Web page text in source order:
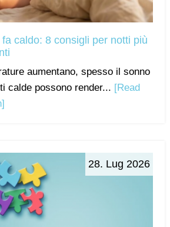
caldo: 8 consigli per notti più
aumentano, spesso il sonno
calde possono render... [Read
28. Lug 2026